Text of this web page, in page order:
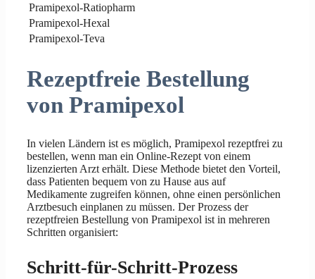
Pramipexol-Ratiopharm
Pramipexol-Hexal
Pramipexol-Teva
Rezeptfreie Bestellung
von Pramipexol
In vielen Ländern ist es möglich, Pramipexol rezeptfrei zu
bestellen, wenn man ein Online-Rezept von einem
lizenzierten Arzt erhält. Diese Methode bietet den Vorteil,
dass Patienten bequem von zu Hause aus auf
Medikamente zugreifen können, ohne einen persönlichen
Arztbesuch einplanen zu müssen. Der Prozess der
rezeptfreien Bestellung von Pramipexol ist in mehreren
Schritten organisiert:
Schritt-für-Schritt-Prozess